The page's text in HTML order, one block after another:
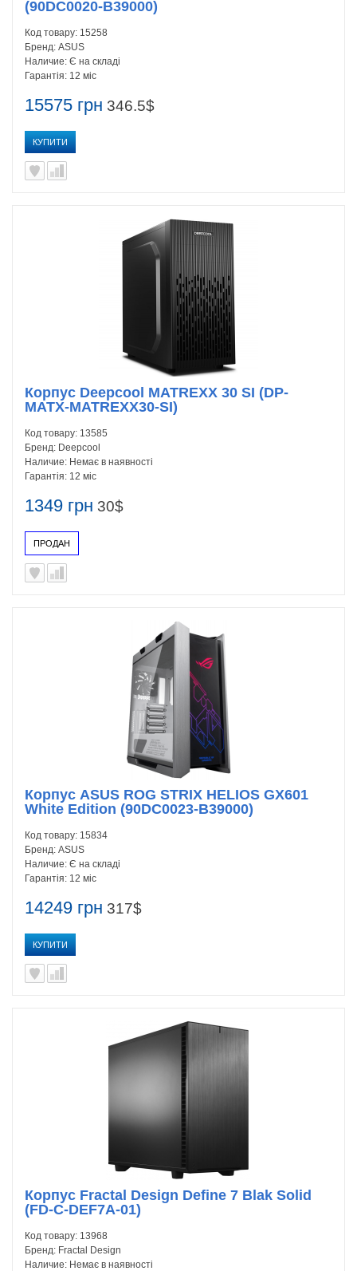
15575 грн 346.5$
КУПИТИ
(90DC0020-B39000)
Код товару: 15258
Бренд: ASUS
Наличие: Є на складі
Гарантія: 12 міс
1349 грн 30$
ПРОДАН
Корпус Deepcool MATREXX 30 SI (DP-
MATX-MATREXX30-SI)
Код товару: 13585
Бренд: Deepcool
Наличие: Немає в наявності
Гарантія: 12 міс
14249 грн 317$
КУПИТИ
Корпус ASUS ROG STRIX HELIOS GX601
White Edition (90DC0023-B39000)
Код товару: 15834
Бренд: ASUS
Наличие: Є на складі
Гарантія: 12 міс
Корпус Fractal Design Define 7 Blak Solid
(FD-C-DEF7A-01)
Код товару: 13968
Бренд: Fractal Design
Наличие: Немає в наявності